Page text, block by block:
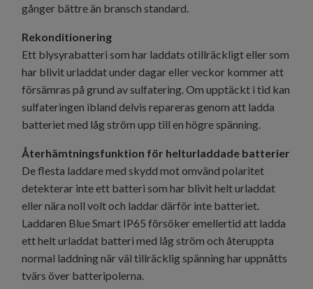
gånger bättre än bransch standard.
Rekonditionering
Ett blysyrabatteri som har laddats otillräckligt eller som
har blivit urladdat under dagar eller veckor kommer att
försämras på grund av sulfatering. Om upptäckt i tid kan
sulfateringen ibland delvis repareras genom att ladda
batteriet med låg ström upp till en högre spänning.
Återhämtningsfunktion för helturladdade batterier
De flesta laddare med skydd mot omvänd polaritet
detekterar inte ett batteri som har blivit helt urladdat
eller nära noll volt och laddar därför inte batteriet.
Laddaren Blue Smart IP65 försöker emellertid att ladda
ett helt urladdat batteri med låg ström och återuppta
normal laddning när väl tillräcklig spänning har uppnåtts
tvärs över batteripolerna.